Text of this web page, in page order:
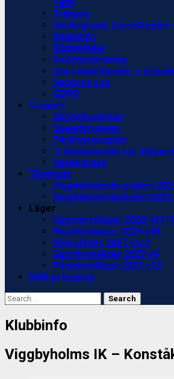
Tränare
Värdegrund, trivselregler
Klubbinfo
Klubbkläder
Sektionsledning
Om något händer –
Sponsra oss
GDPR
Grupper
Skridskoskolan
Speedgruppen
Tävlingsgrupper
Träningsgrupp för
Vuxengrupp
Tävlingar
Viggbyholmskristallen
Viggbyholmspokalen 2027
Läger
Uppstartsläger 2026 v31-
Höstlovsläger 2026 v44
Nyårsläger 2027 v1/2
Sportlovsläger 2027 v9
Påsklovsläger 2027 v13
VIKK in English
Search
for:
Klubbinfo
Viggbyholms IK –